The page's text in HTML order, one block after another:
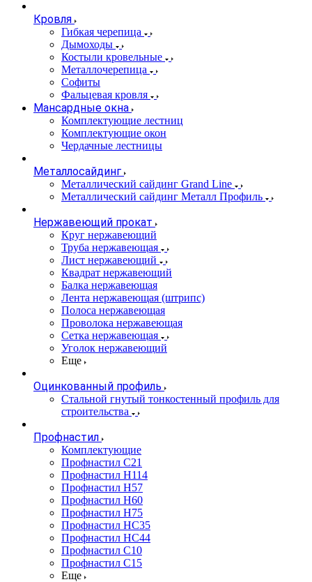
Кровля
Гибкая черепица
Дымоходы
Костыли кровельные
Металлочерепица
Софиты
Фальцевая кровля
Мансардные окна
Комплектующие лестниц
Комплектующие окон
Чердачные лестницы
Металлосайдинг
Металлический сайдинг Grand Line
Металлический сайдинг Металл Профиль
Нержавеющий прокат
Круг нержавеющий
Труба нержавеющая
Лист нержавеющий
Квадрат нержавеющий
Балка нержавеющая
Лента нержавеющая (штрипс)
Полоса нержавеющая
Проволока нержавеющая
Сетка нержавеющая
Уголок нержавеющий
Еще
Оцинкованный профиль
Стальной гнутый тонкостенный профиль для
строительства
Профнастил
Комплектующие
Профнастил C21
Профнастил Н114
Профнастил Н57
Профнастил Н60
Профнастил Н75
Профнастил НС35
Профнастил НС44
Профнастил С10
Профнастил С15
Еще